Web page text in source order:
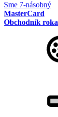
Sme 7-násobný
MasterCard
Obchodník roka